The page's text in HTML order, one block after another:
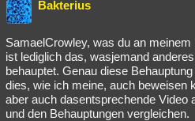
Bakterius
SamaelCrowley, was du an
ist lediglich das, wasjemand
behauptet. Genau diese
dies, wie ich meine, auch beweisen
aber auch dasentsprechende Video
und den Behauptungen vergleichen.